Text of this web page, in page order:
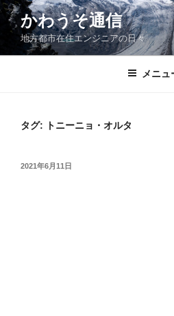
コ
ン
ン
かわうそ通信
地方都市在住エンジニアの日々
メニュ
タグ: トニーニョ・オルタ
投
2021年6月11日